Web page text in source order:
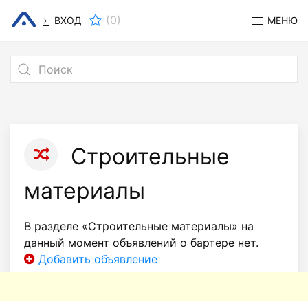
ВХОД (0) МЕНЮ
Строительные
материалы
В разделе «Строительные материалы» на
данный момент объявлений о бартере нет.
Добавить объявление